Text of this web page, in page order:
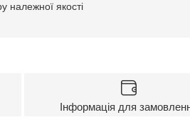
належної якості
Інформація для